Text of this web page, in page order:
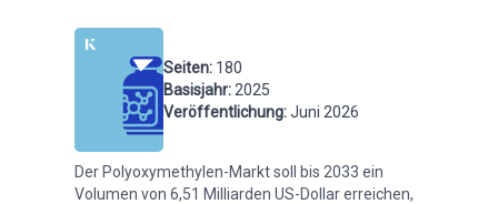
Seiten: 180
Basisjahr: 2025
Veröffentlichung: Juni 2026
Der Polyoxymethylen-Markt soll bis 2033 ein
Volumen von 6,51 Milliarden US-Dollar erreichen,